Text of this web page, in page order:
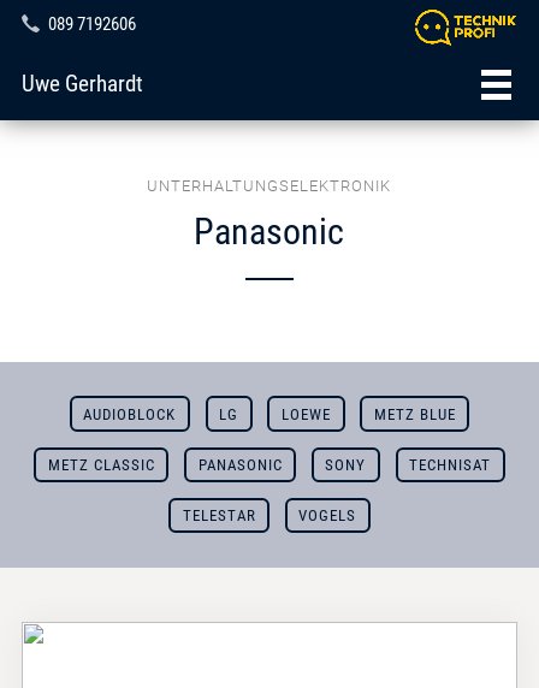
089 7192606
Uwe Gerhardt
UNTERHALTUNGSELEKTRONIK
Panasonic
AUDIOBLOCK LG LOEWE METZ BLUE
METZ CLASSIC PANASONIC SONY TECHNISAT
TELESTAR VOGELS